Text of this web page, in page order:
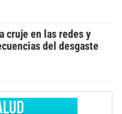
cruje en las redes y
del desgaste